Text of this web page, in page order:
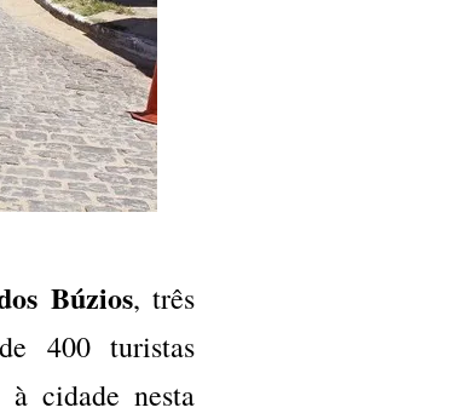
Búzios, três
400 turistas
à cidade nesta